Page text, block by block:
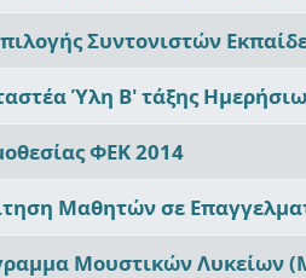
Συντονιστών
Ύλη Β' τάξης
ΦΕΚ 2014
Μαθητών σε
Μουστικών Λυκείων